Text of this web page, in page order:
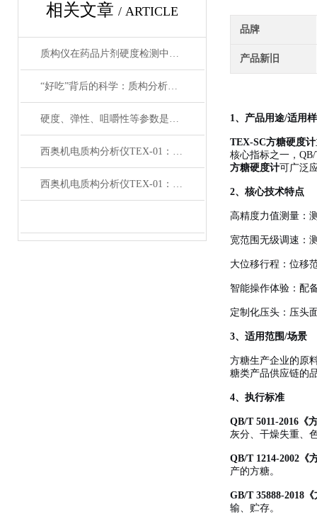
相关文章 / ARTICLE
质构仪在药品片剂硬度检测中的应用：从《中国药典》到USP
“好吃”背后的科学：质构分析如何重塑食品研发的逻辑与方法
硬度、弹性、咀嚼性等参数是如何计算出来的？
西奥机电质构分析仪TEX-01：解析肉制品机械性能的优选工具
西奥机电质构分析仪TEX-01：测量明胶机械性能的优选工具
品牌
产品新旧
1、产品用途/适用
TEX-SC方糖硬度计
核心指标之一，
方糖硬度计可广泛
2、核心技术特点
高精度力值测量：
宽范围无级调速：
大位移行程：位移
智能操作体验：配
定制化压头：压头
3、适用范围/场景
方糖生产企业的原
糖类产品供应链的
4、执行标准
QB/T 5011-2016《
灰分、干燥失重、
QB/T 1214-2002《
产的方糖。
GB/T 35888-2018
输、贮存。